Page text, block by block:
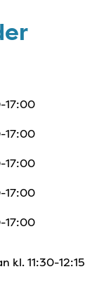
17:00
17:00
17:00
17:00
17:00
kl. 11:30-12:15